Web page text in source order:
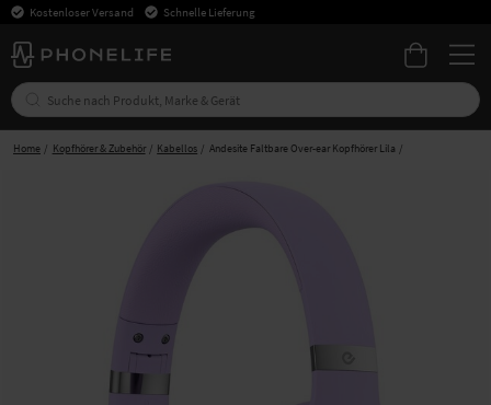
Kostenloser Versand Schnelle Lieferung
Home Kopfhörer & Zubehör Kabellos Andesite Faltbare Over-ear Kopfhörer Lila